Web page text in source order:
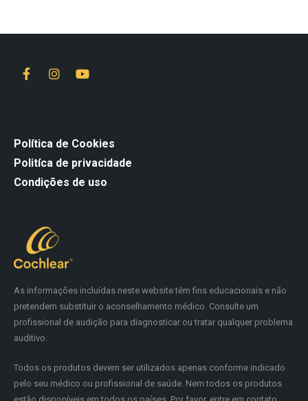
As informações incluídas neste website têm fins educacionais e não
pretendem substituir o aconselhamento médico. Consulte um
profissional de audição para diagnosticar ou tratar qualquer problema
auditivo.
Todos os produtos devem ser utilizados apenas conforme indicado
pelo seu médico ou profissional de saúde. Nem todos os produtos
Política de Cookies
Politíca de privacidade
Condições de uso